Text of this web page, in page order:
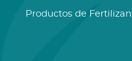
Productos de